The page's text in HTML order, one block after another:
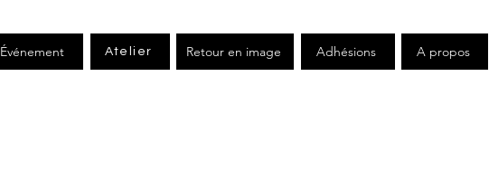
Événement Atelier Retour en image Adhésions A propos